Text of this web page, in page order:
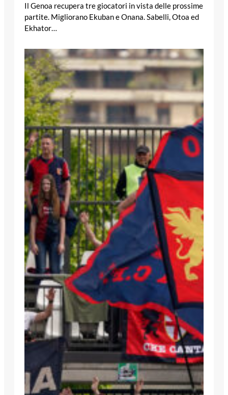
Il Genoa recupera tre giocatori in vista delle prossime
partite. Migliorano Ekuban e Onana. Sabelli, Otoa ed
Ekhator…